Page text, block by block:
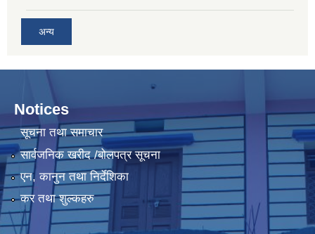
अन्य
Notices
सूचना तथा समाचार
सार्वजनिक खरीद /बोलपत्र सूचना
एन, कानुन तथा निर्देशिका
कर तथा शुल्कहरु